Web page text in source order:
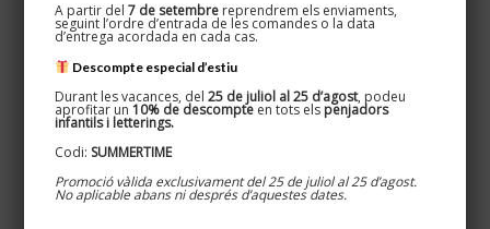
Tortuga – Collarets Nature
22,00€
A partir del 7 de setembre reprendrem els enviaments,
seguint l’ordre d’entrada de les comandes o la data
d’entrega acordada en cada cas.
Descompte especial d’estiu
Durant les vacances, del 25 de juliol al 25 d’agost, podeu
aprofitar un 10% de descompte en tots els penjadors
infantils i letterings.
Codi: SUMMERTIME
Promoció vàlida exclusivament del 25 de juliol al 25 d’agost.
No aplicable abans ni després d’aquestes dates.